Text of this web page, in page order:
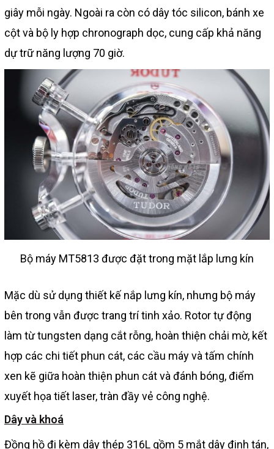
giây mỗi ngày. Ngoài ra còn có dây tóc silicon, bánh xe
cột và bộ ly hợp chronograph dọc, cung cấp khả năng
dự trữ năng lượng 70 giờ.
Bộ máy MT5813 được đặt trong mặt lắp lưng kín
Mặc dù sử dụng thiết kế nắp lưng kín, nhưng bộ máy
bên trong vẫn được trang trí tinh xảo. Rotor tự động
làm từ tungsten dạng cắt rỗng, hoàn thiện chải mờ, kết
hợp các chi tiết phun cát, các cầu máy và tấm chính
xen kẽ giữa hoàn thiện phun cát và đánh bóng, điểm
xuyết họa tiết laser, tràn đầy vẻ công nghệ.
Dây và khoá
Đồng hồ đi kèm dây thép 316L gồm 5 mắt dây đinh tán,